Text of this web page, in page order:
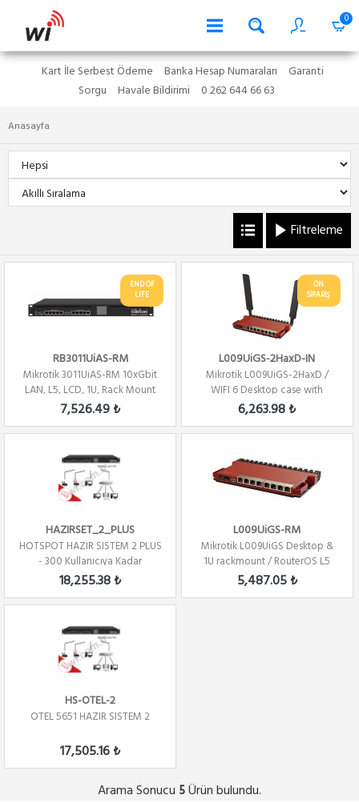
0
Kart İle Serbest Ödeme Banka Hesap Numaraları
Garanti
Sorgu
Havale Bildirimi 0 262 644 66 63
Anasayfa
Filtreleme
END OF
LIFE
RB3011UiAS-RM
Mikrotik 3011UiAS-RM 10xGbit
LAN, L5, LCD, 1U, Rack Mount
Router /...
7,526.49 ₺
ÖN
SİPARİŞ
L009UiGS-2HaxD-IN
Mikrotik L009UiGS-2HaxD /
WIFI 6 Desktop case with
RouterOS L5
6,263.98 ₺
HAZIRSET_2_PLUS
HOTSPOT HAZIR SISTEM 2 PLUS
- 300 Kullanıcıya Kadar
18,255.38 ₺
L009UiGS-RM
Mikrotik L009UiGS Desktop &
1U rackmount / RouterOS L5
5,487.05 ₺
HS-OTEL-2
OTEL 5651 HAZIR SISTEM 2
17,505.16 ₺
Arama Sonucu 5Ürün bulundu.